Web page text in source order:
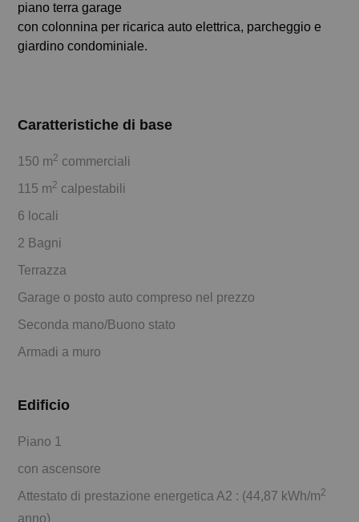
piano terra garage
con colonnina per ricarica auto elettrica, parcheggio e
giardino condominiale.
Caratteristiche di base
150 m2 commerciali
115 m2 calpestabili
6 locali
2 Bagni
Terrazza
Garage o posto auto compreso nel prezzo
Seconda mano/Buono stato
Armadi a muro
Edificio
Piano 1
con ascensore
Attestato di prestazione energetica A2 : (44,87 kWh/m2
anno)